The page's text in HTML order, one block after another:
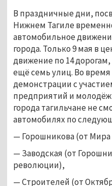
В праздничные дни,
Нижнем Тагиле
автомобильное
города. Только 9 мая в
движение по 14
ещё семь улиц. Во
демонстрации с
предприятий и
города тагильчане не
автомобилях по
— Горошникова (от
— Заводская (от
революции),
— Строителей (от